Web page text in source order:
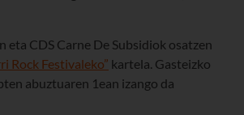
eta CDS Carne De Subsidiok osatzen
Rock Festivaleko” kartela. Gasteizko
abuztuaren 1ean izango da